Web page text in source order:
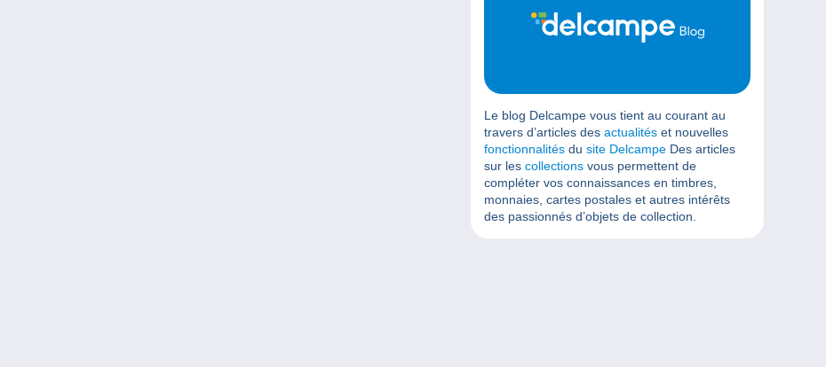
Le blog Delcampe vous tient au courant au
travers d’articles des actualités et nouvelles
fonctionnalités du site Delcampe Des articles
sur les collections vous permettent de
compléter vos connaissances en timbres,
monnaies, cartes postales et autres intérêts
des passionnés d’objets de collection.